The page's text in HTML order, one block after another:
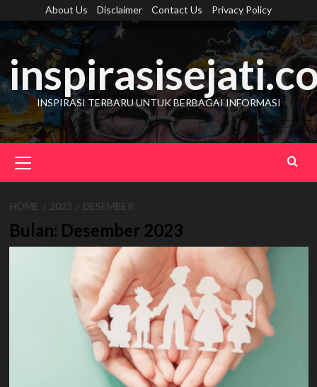
content
About Us Disclaimer Contact Us Privacy Policy
INSPIRASI TERBARU UNTUK BERBAGAI INFORMASI
Menu
HOME 2023 DESEMBER
Bulan: Desember 2023